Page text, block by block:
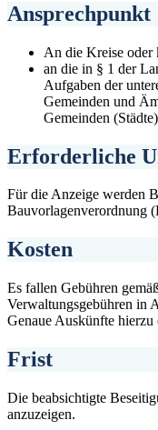
Ansprechpunkt
An die Kreise oder
an die in § 1 der
Aufgaben der
Gemeinden und
Gemeinden
Erforderliche
Für die Anzeige werden
Bauvorlagenverordnung
Kosten
Es fallen Gebühren
Verwaltungsgebühren in
Genaue Auskünfte hierzu
Frist
Die beabsichtigte
anzuzeigen.